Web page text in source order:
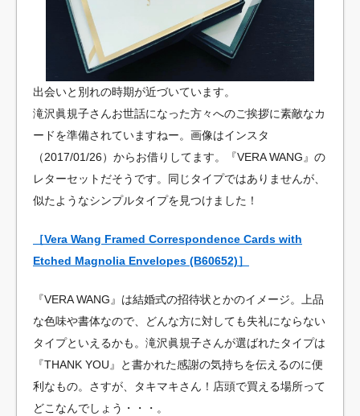
出会いと別れの時期が近づいています。
滝沢眞規子さんお世話になった方々へのご挨拶に素敵なカ
ードを準備されていますねー。画像はインスタ
（2017/01/26）からお借りしてます。『VERA WANG』の
レターセットだそうです。同じタイプではありませんが、
似たようなシンプルタイプを見つけました！
［Vera Wang Framed Correspondence Cards with
Etched Magnolia Envelopes (B60652)］
『VERA WANG』は結婚式の招待状とかのイメージ。上品
な色味や書体なので、どんな方に対しても失礼にならない
タイプといえるかも。滝沢眞規子さんが選ばれたタイプは
『THANK YOU』と書かれた感謝の気持ちを伝えるのに便
利なもの。さすが、タキマキさん！店頭で買える場所って
どこなんでしょう・・・。